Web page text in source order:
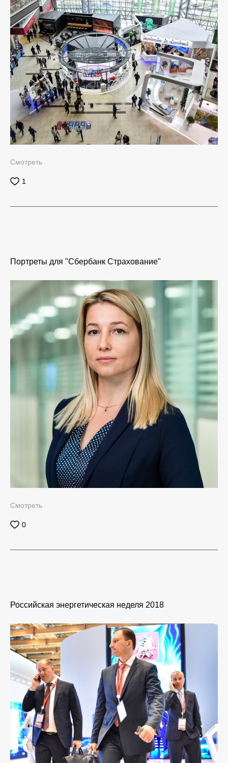
Смотреть
1
Портреты для "Сбербанк Страхование"
Смотреть
0
Российская энергетическая неделя 2018